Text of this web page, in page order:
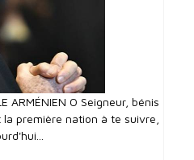
ARMÉNIEN O Seigneur, bénis
première nation à te suivre,